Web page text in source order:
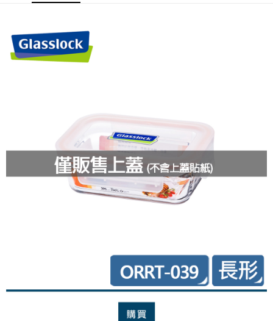
全家取貨付款-上蓋專用
付款後全家取貨-上蓋專用
每筆NT$85，滿NT$249(含以上)免運費
7-11取貨付款-上蓋專用
每筆NT$85，滿NT$249(含以上)免運費
每筆NT$85，滿NT$499(含以上)免運費